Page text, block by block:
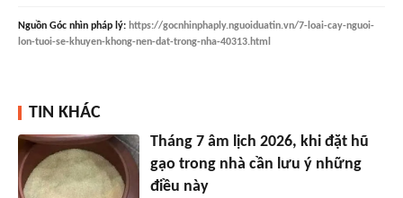
Nguồn Góc nhìn pháp lý: https://gocnhinphaply.nguoiduatin.vn/7-loai-cay-nguoi-
lon-tuoi-se-khuyen-khong-nen-dat-trong-nha-40313.html
TIN KHÁC
Tháng 7 âm lịch 2026, khi đặt hũ
gạo trong nhà cần lưu ý những
điều này